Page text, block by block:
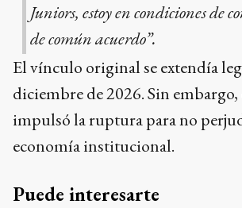
Juniors, estoy en condiciones de
de común acuerdo”.
El vínculo original se extendía
diciembre de 2026. Sin
impulsó la ruptura para no
economía institucional.
Puede interesarte